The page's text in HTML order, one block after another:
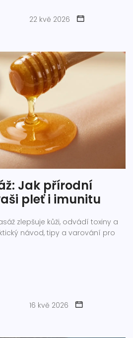
22 kvě 2026
Jak přírodní
pleť i imunitu
zlepšuje kůži, odvádí toxiny a
návod, tipy a varování pro
16 kvě 2026